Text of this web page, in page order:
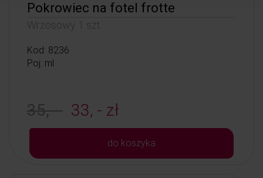
Pokrowiec na fotel frotte
Wrzosowy 1 szt.
Kod: 8236
Poj: ml
35, - 33, - zł
do koszyka